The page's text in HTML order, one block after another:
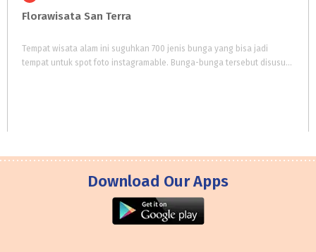
Florawisata San Terra
Tempat wisata alam ini suguhkan 700 jenis bunga yang bisa jadi
tempat untuk spot foto instagramable. Bunga-bunga tersebut disusun sedemikian rupa agar wisatawan memiliki berbagai macam pilihan spot foto.
Download Our Apps